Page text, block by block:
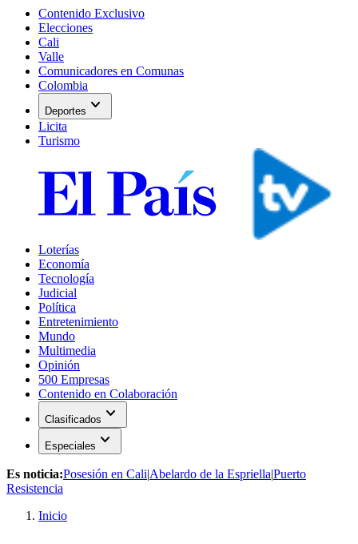
Contenido Exclusivo
Elecciones
Cali
Valle
Comunicadores en Comunas
Colombia
Deportes expand_more
Licita
Turismo
Loterías
Economía
Tecnología
Judicial
Política
Entretenimiento
Mundo
Multimedia
Opinión
500 Empresas
Contenido en Colaboración
Clasificados expand_more
Especiales expand_more
Es noticia:Posesión en Cali|Abelardo de la Espriella|Puerto
Resistencia
Inicio